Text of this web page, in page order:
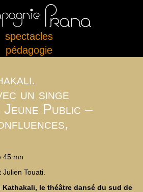
spectacles
pédagogie
un singe
Public –
45 mn
Touati.
Kathakali, le théâtre dansé du sud de